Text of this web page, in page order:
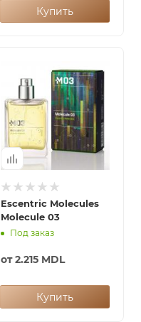
Купить
Escentric Molecules
Molecule 03
Под заказ
от2.215 MDL
Купить